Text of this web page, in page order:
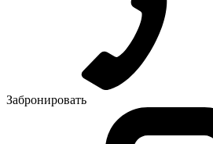
Забронировать